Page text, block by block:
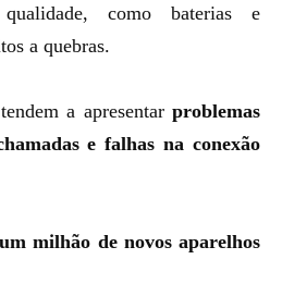
como baterias e
a quebras.
a apresentar problemas
e falhas na conexão
um milhão de novos aparelhos